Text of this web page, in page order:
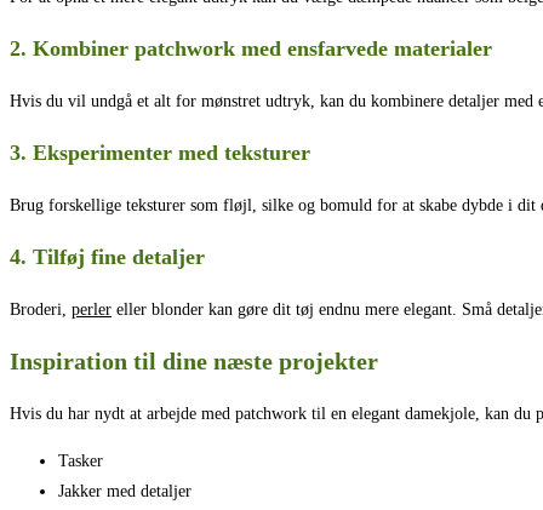
2. Kombiner patchwork med ensfarvede materialer
Hvis du vil undgå et alt for mønstret udtryk, kan du kombinere detaljer med
3. Eksperimenter med teksturer
Brug forskellige teksturer som fløjl, silke og bomuld for at skabe dybde i
4. Tilføj fine detaljer
Broderi, perler eller blonder kan gøre dit tøj endnu mere elegant. Små
Inspiration til dine næste projekter
Hvis du har nydt at arbejde med patchwork til en elegant damekjole, kan du
Tasker
Jakker med detaljer